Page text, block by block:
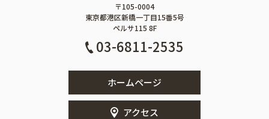
〒105-0004
東京都港区新橋一丁目15番5号
ペルサ115 8F
03-6811-2535
ホームページ
アクセス